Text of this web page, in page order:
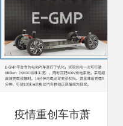
疫情重创车市萧